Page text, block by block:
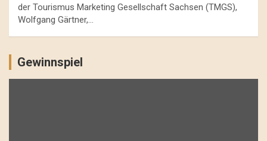
der Tourismus Marketing Gesellschaft Sachsen (TMGS),
Wolfgang Gärtner,…
Gewinnspiel